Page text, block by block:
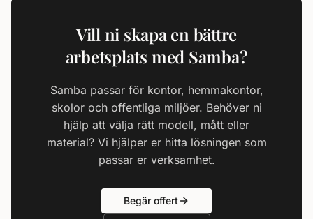
Vill ni skapa en bättre
arbetsplats med Samba?
Samba passar för kontor, hemmakontor,
skolor och offentliga miljöer. Behöver ni
hjälp att välja rätt modell, mått eller
material? Vi hjälper er hitta lösningen som
passar er verksamhet.
Begär offert